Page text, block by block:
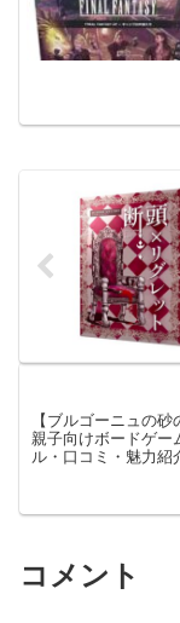
【ブルゴーニュの
親子向けボードゲー
ル・口コミ・魅力紹
コメント